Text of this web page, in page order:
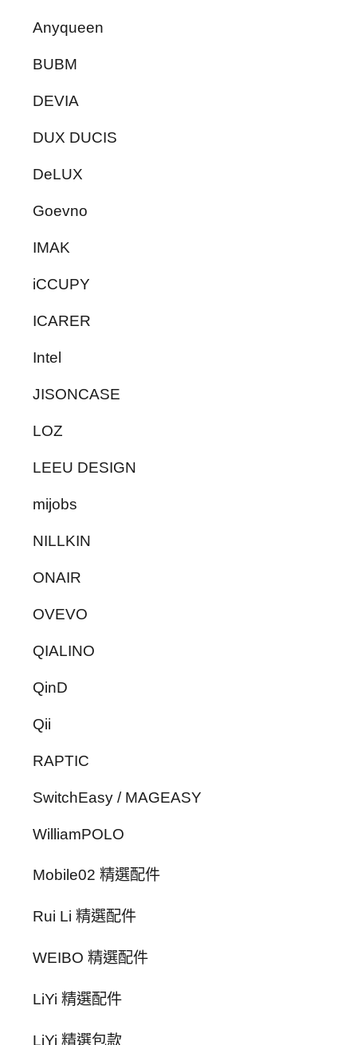
Anyqueen
BUBM
DEVIA
DUX DUCIS
DeLUX
Goevno
IMAK
iCCUPY
ICARER
Intel
JISONCASE
LOZ
LEEU DESIGN
mijobs
NILLKIN
ONAIR
OVEVO
QIALINO
QinD
Qii
RAPTIC
SwitchEasy / MAGEASY
WilliamPOLO
Mobile02 精選配件
Rui Li 精選配件
WEIBO 精選配件
LiYi 精選配件
LiYi 精選包款